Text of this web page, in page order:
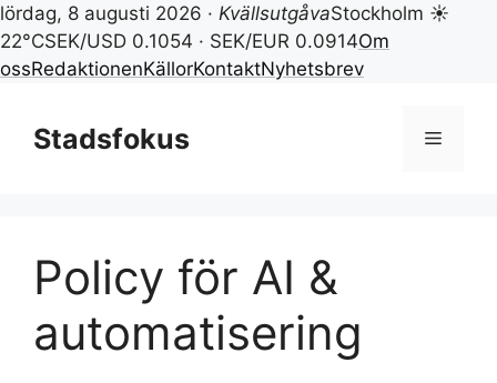
lördag, 8 augusti 2026 · KvällsutgåvaStockholm ☀
22°CSEK/USD 0.1054 · SEK/EUR 0.0914Om
ossRedaktionenKällorKontaktNyhetsbrev
innehållStadsfokus Meny
Policy för AI &
automatisering